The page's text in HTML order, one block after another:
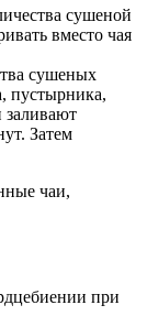
сушеной
вместо чая
сушеных
пустырника,
заливают
Затем
чаи,
при